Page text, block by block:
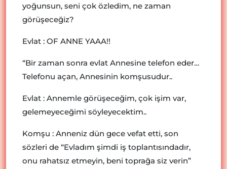
yoğunsun, seni çok özledim, ne zaman
görüşeceğiz?
Evlat : OF ANNE YAAA!!
“Bir zaman sonra evlat Annesine telefon eder…
Telefonu açan, Annesinin komşusudur..
Evlat : Annemle görüşeceğim, çok işim var,
gelemeyeceğimi söyleyecektim..
Komşu : Anneniz dün gece vefat etti, son
sözleri de “Evladım şimdi iş toplantısındadır,
onu rahatsız etmeyin, beni toprağa siz verin”